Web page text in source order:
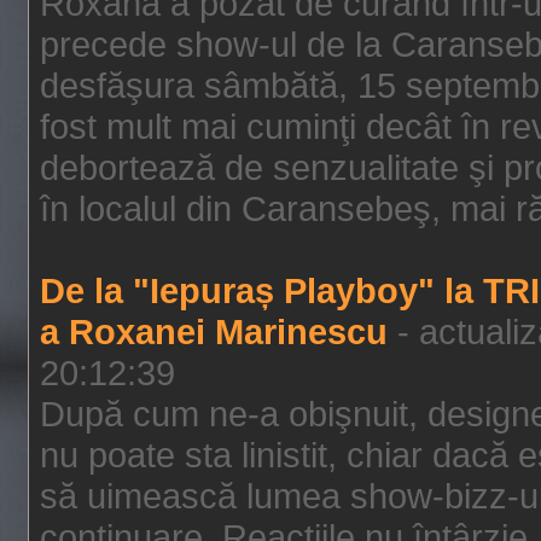
precede show-ul de la
desfăşura sâmbătă, 15
fost mult mai cuminţi decât în
debortează de senzualitate şi
în localul din Caransebeş, mai
De la "Iepuraș Playboy" la
a Roxanei Marinescu -
20:12:39
După cum ne-a obişnuit,
nu poate sta linistit, chiar dacă
să uimească lumea show-bizz-